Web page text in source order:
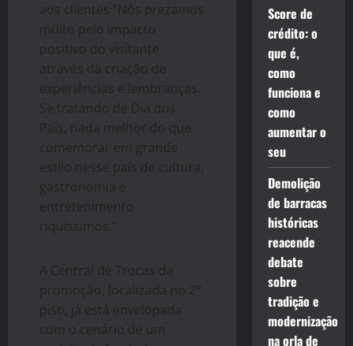
aos clientes “Nós prezamos
muito pelo impacto
positivo do visitante
através da criação de
experiências e lembranças.
Se tratando de Dia dos
Pais, nada melhor do que
comemorar em grande
estilo nesse país de cultura,
gastronomia e
entretenimento
riquíssimos.”
A Central de Trocas da
promoção, localizada no 2°
piso, já está envelopada
com o cenário de um
Score de
crédito: o
que é,
como
funciona e
como
aumentar o
seu
Demolição
de barracas
históricas
reacende
debate
sobre
tradição e
modernização
na orla de